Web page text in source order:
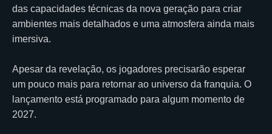
das capacidades técnicas da nova geração para criar
ambientes mais detalhados e uma atmosfera ainda mais
imersiva.
Apesar da revelação, os jogadores precisarão esperar
um pouco mais para retornar ao universo da franquia. O
lançamento está programado para algum momento de
2027.